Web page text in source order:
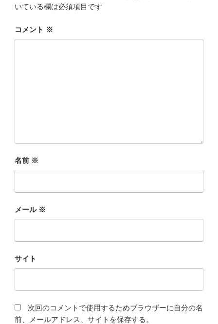
いている欄は必須項目です
コメント ※
名前 ※
メール ※
サイト
次回のコメントで使用するためブラウザーに自分の名
前、メールアドレス、サイトを保存する。